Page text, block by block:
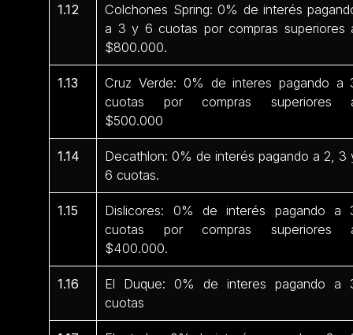
1.12
Colchones Spring: 0% de interés
a 3 y 6 cuotas por compras superiores
$800.000.
1.13
Cruz Verde: 0% de interes pagando a
cuotas por compras superiores
$500.000
1.14
Decathlon: 0% de interés pagando a 2, 3
6 cuotas.
1.15
Dislicores: 0% de interés pagando a
cuotas por compras superiores
$400.000.
1.16
El Duque: 0% de interes pagando a
cuotas